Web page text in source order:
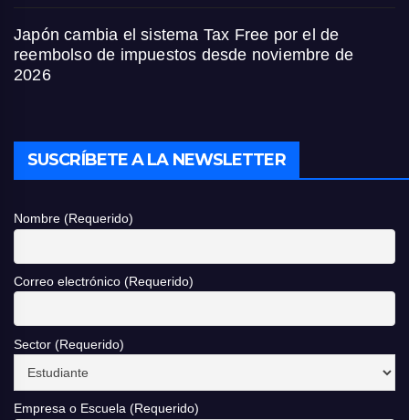
Japón cambia el sistema Tax Free por el de
reembolso de impuestos desde noviembre de
2026
SUSCRÍBETE A LA NEWSLETTER
Nombre (Requerido)
Correo electrónico (Requerido)
Sector (Requerido)
Empresa o Escuela (Requerido)